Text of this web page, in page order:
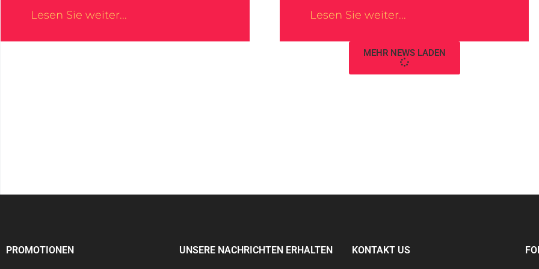
Lesen Sie weiter... Lesen Sie weiter...
MEHR NEWS LADEN
PROMOTIONEN UNSERE NACHRICHTEN ERHALTEN KONTAKT US